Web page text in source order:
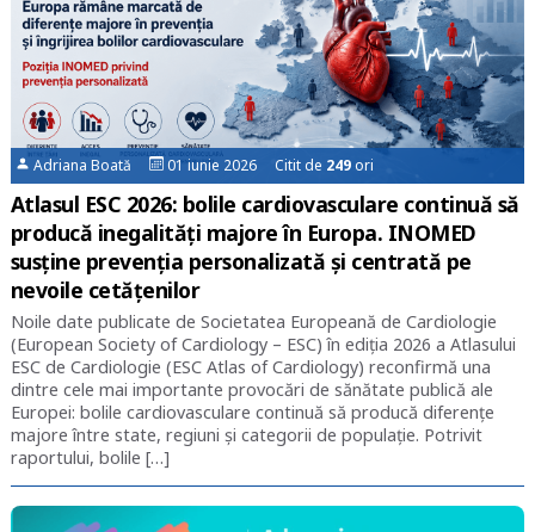
Adriana Boată 01 iunie 2026 Citit de 249ori
Atlasul ESC 2026: bolile cardiovasculare continuă să
producă inegalități majore în Europa. INOMED
susține prevenția personalizată și centrată pe
nevoile cetățenilor
Noile date publicate de Societatea Europeană de Cardiologie
(European Society of Cardiology – ESC) în ediția 2026 a Atlasului
ESC de Cardiologie (ESC Atlas of Cardiology) reconfirmă una
dintre cele mai importante provocări de sănătate publică ale
Europei: bolile cardiovasculare continuă să producă diferențe
majore între state, regiuni și categorii de populație. Potrivit
raportului, bolile […]